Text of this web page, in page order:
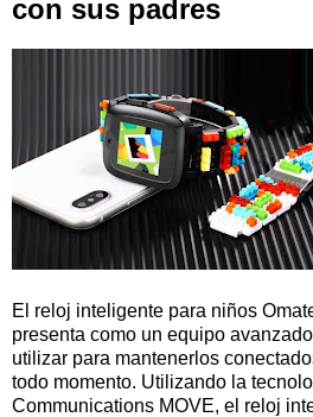
con sus padres
El reloj inteligente para niños
presenta como un equipo
utilizar para mantenerlos
todo momento. Utilizando la
Communications MOVE, el reloj